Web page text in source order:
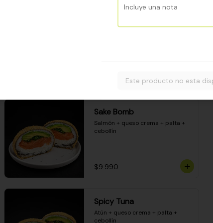
envuelto en palta - cubierto de
salsa acevichada
Sake Bomb
Salmón + queso crema + palta +
cebollín
$9.990
Spicy Tuna
Atún + queso crema + palta +
cebollín
Este producto no esta